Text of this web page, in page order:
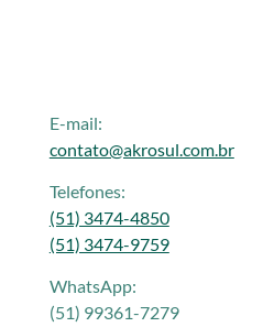
E-mail:
contato@akrosul.com.br
Telefones:
(51) 3474-4850
(51) 3474-9759
WhatsApp:
(51) 99361-7279